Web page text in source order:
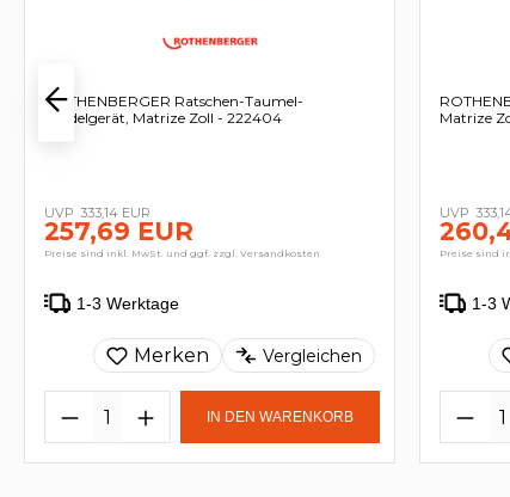
ROTHENBERGER Ratschen-Taumel-
Bördelgerät, Matrize Zoll - 222404
333,14 EUR
257,69 EUR
Preise sind inkl. MwSt. und ggf. zzgl. Versandkosten
1-3 Werktage
Merken Vergleichen
IN DEN WARENKORB
Matrize
Preise sind
1-3